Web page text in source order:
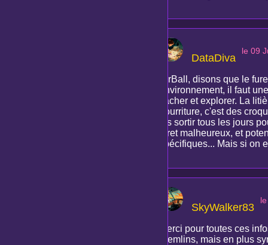
DataDiva
le 09
AirBall, disons que le
environnement, il faut
cacher et explorer. La
nourriture, c'est des
les sortir tous les jours
furet malheureux, et
spécifiques... Mais si on
SkyWalker83
Merci pour toutes ces
gremlins, mais en plus